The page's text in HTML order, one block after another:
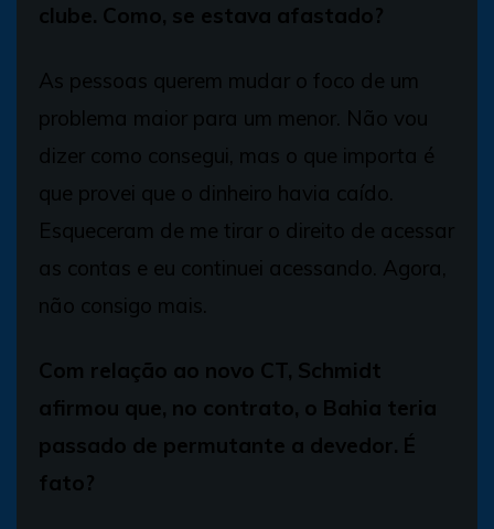
clube. Como, se estava afastado?
As pessoas querem mudar o foco de um
problema maior para um menor. Não vou
dizer como consegui, mas o que importa é
que provei que o dinheiro havia caído.
Esqueceram de me tirar o direito de acessar
as contas e eu continuei acessando. Agora,
não consigo mais.
Com relação ao novo CT, Schmidt
afirmou que, no contrato, o Bahia teria
passado de permutante a devedor. É
fato?